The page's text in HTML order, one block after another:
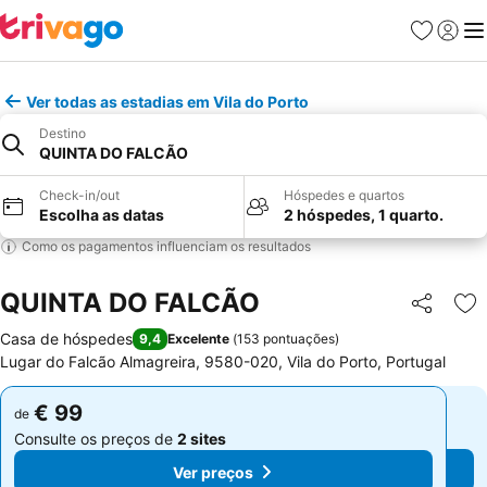
Favoritos
Iniciar
Ver todas as estadias em Vila do Porto
Destino
QUINTA DO FALCÃO
Check-in/out
Escolha as datas
Hóspedes e quartos
2 hóspedes, 1 quarto.
Como os pagamentos influenciam os resultados
QUINTA DO FALCÃO Partilhar
Casa de hóspedes 9,4 Excelente (153 pontuações)
Lugar do Falcão Almagreira, 9580-020, Vila do Porto, Portugal
de € 99
Consulte os preços de 2 sites
Ver preços
de € 99
Consulte os preços de 2 sites
Ver preços